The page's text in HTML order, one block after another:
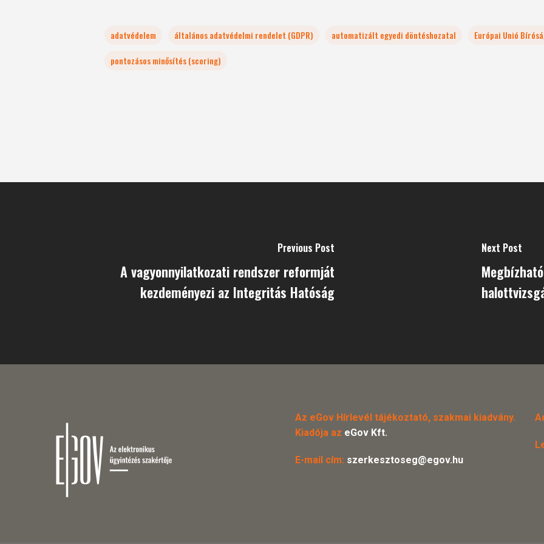
adatvédelem általános adatvédelmi rendelet (GDPR) automatizált egyedi döntéshozatal
Európai Unió
pontozásos minősítés (scoring)
Previous Post
A vagyonnyilatkozati rendszer reformját
kezdeményezi az Integritás Hatóság
Next Post
Az eGov Hírlevél tájékoztató, szakmai kiadvány.
Kiadója az eGov Kft.
E-mail cím: szerkesztoseg@egov.hu